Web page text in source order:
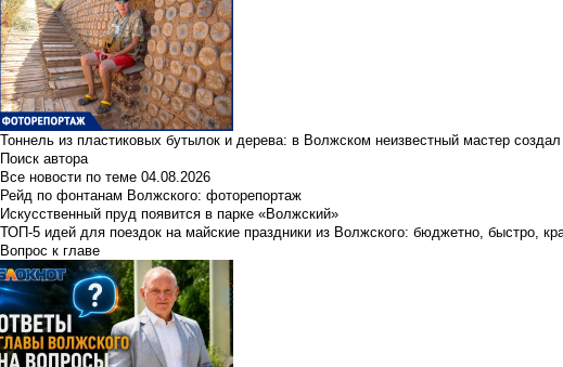
Тоннель из пластиковых бутылок и дерева: в Волжском неизвестный мастер
Поиск автора
Все новости по теме 04.08.2026
Рейд по фонтанам Волжского: фоторепортаж
Искусственный пруд появится в парке «Волжский»
ТОП-5 идей для поездок на майские праздники из Волжского: бюджетно, быстро,
Вопрос к главе